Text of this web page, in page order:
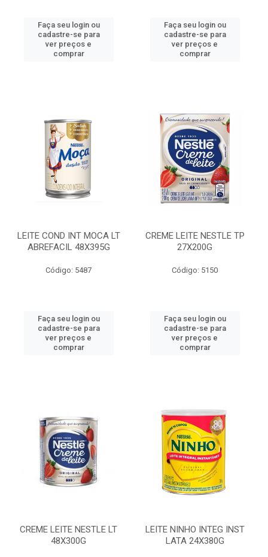
Faça seu login ou
cadastre-se para
ver preços e
comprar
Faça seu login ou
cadastre-se para
ver preços e
comprar
LEITE COND INT MOCA LT
ABREFACIL 48X395G
Código: 5487
Faça seu login ou
cadastre-se para
ver preços e
comprar
CREME LEITE NESTLE TP
27X200G
Código: 5150
Faça seu login ou
cadastre-se para
ver preços e
comprar
CREME LEITE NESTLE LT
48X300G
LEITE NINHO INTEG INST
LATA 24X380G